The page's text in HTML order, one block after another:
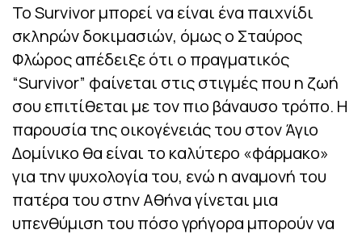
Το Survivor μπορεί να είναι ένα παιχνίδι
σκληρών δοκιμασιών, όμως ο Σταύρος
Φλώρος απέδειξε ότι ο πραγματικός
“Survivor” φαίνεται στις στιγμές που η ζωή
σου επιτίθεται με τον πιο βάναυσο τρόπο. Η
παρουσία της οικογένειάς του στον Άγιο
Δομίνικο θα είναι το καλύτερο «φάρμακο»
για την ψυχολογία του, ενώ η αναμονή του
πατέρα του στην Αθήνα γίνεται μια
υπενθύμιση του πόσο γρήγορα μπορούν να